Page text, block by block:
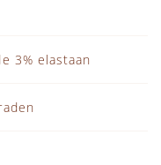
3% elastaan